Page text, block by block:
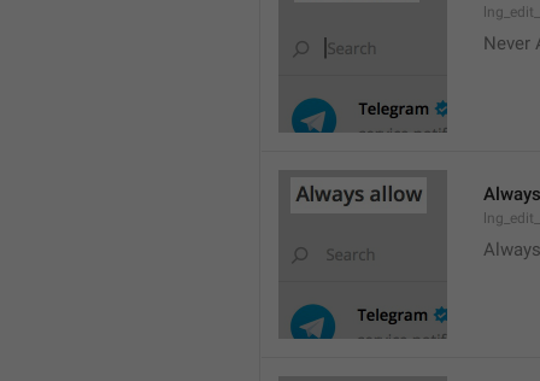
Never